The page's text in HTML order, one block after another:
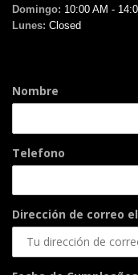
Domingo: 10:00 AM -
Lunes: Closed
Nombre
Telefono
Dirección de correo